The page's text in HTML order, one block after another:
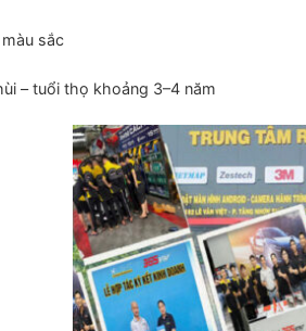
sắc
– tuổi thọ khoảng 3–4 năm